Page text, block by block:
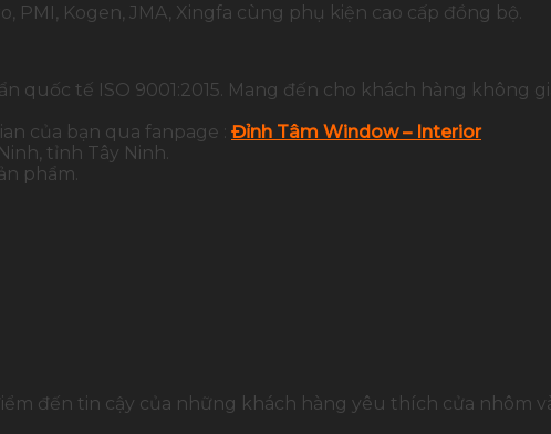
Kogen, JMA, Xingfa cùng phụ kiện cao cấp đồng bộ.
quốc tế ISO 9001:2015. Mang đến cho khách hàng không
của bạn qua fanpage : Đỉnh Tâm Window – Interior
tỉnh Tây Ninh.
phẩm.
đến tin cậy của những khách hàng yêu thích cửa nhôm